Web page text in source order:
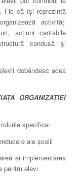
Fie că îşi reprezintă
activităţi
acţiuni caritabile
condusă şi
dobândesc acea
ORGANIZAŢIEI
specifice:
ale şcolii
şi implementarea
pentru elevi